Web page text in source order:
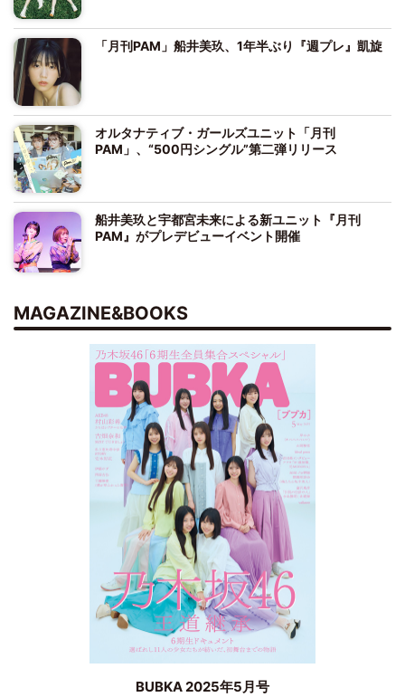
「月刊PAM」船井美玖、1年半ぶり『週プレ』凱旋
オルタナティブ・ガールズユニット「月刊
PAM」、“500円シングル”第二弾リリース
船井美玖と宇都宮未来による新ユニット『月刊
PAM』がプレデビューイベント開催
MAGAZINE&BOOKS
BUBKA 2025年5月号